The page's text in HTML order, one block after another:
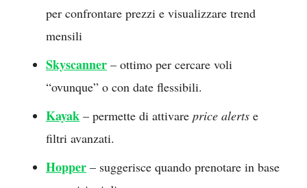
per confrontare prezzi e visualizzare trend
mensili
Skyscanner – ottimo per cercare voli
“ovunque” o con date flessibili.
Kayak – permette di attivare price alerts e
filtri avanzati.
Hopper – suggerisce quando prenotare in base